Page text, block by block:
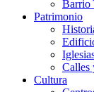
Barrio
Patrimonio
Calles
Cultura